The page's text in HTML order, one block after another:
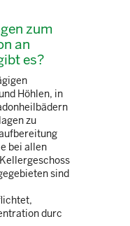
zum
an
es?
Höhlen, in
zu
bei allen
sind
durc